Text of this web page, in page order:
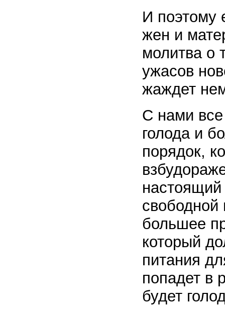
И поэтому
жен и
молитва о
ужасов
жаждет
С нами
голода и
порядок,
большее
который
питания
попадет в
будет